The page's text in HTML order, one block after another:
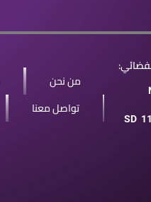
SD
من نحن
تواصل معنا